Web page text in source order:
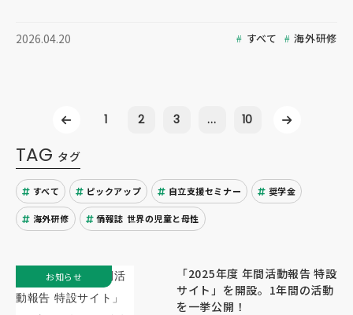
2026.04.20 すべて 海外研修
1 2 3 ... 10
TAG タグ
すべて ピックアップ 自立支援セミナー 奨学金
海外研修 情報誌 世界の児童と母性
「2025年度 年間活動報告 特設
サイト」を開設。1年間の活動
を一挙公開！
お知らせ